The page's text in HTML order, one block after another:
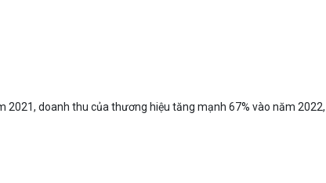
doanh thu của thương hiệu tăng mạnh 67% vào năm